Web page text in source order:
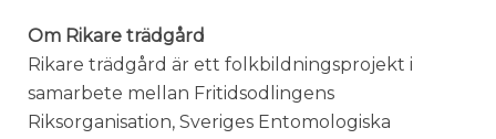
Om Rikare trädgård
Rikare trädgård är ett folkbildningsprojekt i
samarbete mellan Fritidsodlingens
Riksorganisation, Sveriges Entomologiska